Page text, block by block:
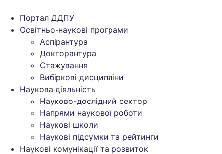
вмісту
Портал ДДПУ
Освітньо-наукові програми
Аспірантура
Докторантура
Стажування
Вибіркові дисципліни
Наукова діяльність
Науково-дослідний сектор
Напрями наукової роботи
Наукові школи
Наукові підсумки та рейтинги
Наукові комунікації та розвиток